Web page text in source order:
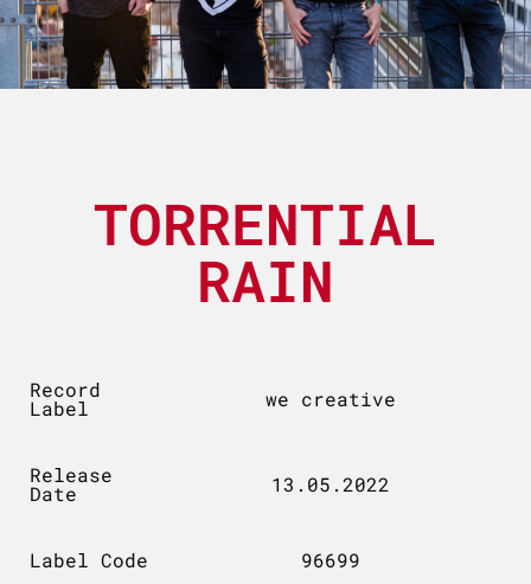
TORRENTIAL
RAIN
Record
Label we creative
Release
Date 13.05.2022
Label Code 96699